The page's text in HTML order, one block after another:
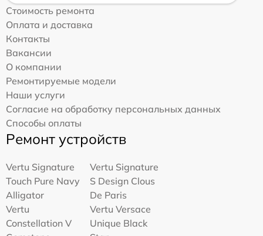
Стоимость ремонта
Оплата и доставка
Контакты
Вакансии
О компании
Ремонтируемые модели
Наши услуги
Согласие на обработку персональных данных
Способы оплаты
Ремонт устройств
Vertu Signature
Touch Pure Navy
Alligator
Vertu Signature
S Design Clous
De Paris
Vertu
Constellation V
Vertu Versace
Unique Black